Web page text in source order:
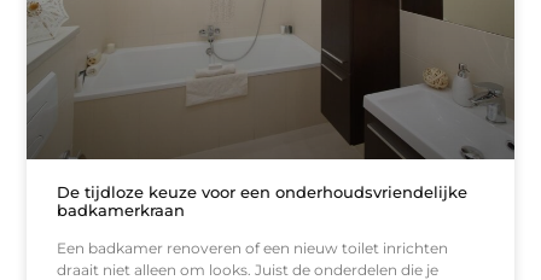
De tijdloze keuze voor een onderhoudsvriendelijke
badkamerkraan
Een badkamer renoveren of een nieuw toilet inrichten
draait niet alleen om looks. Juist de onderdelen die je